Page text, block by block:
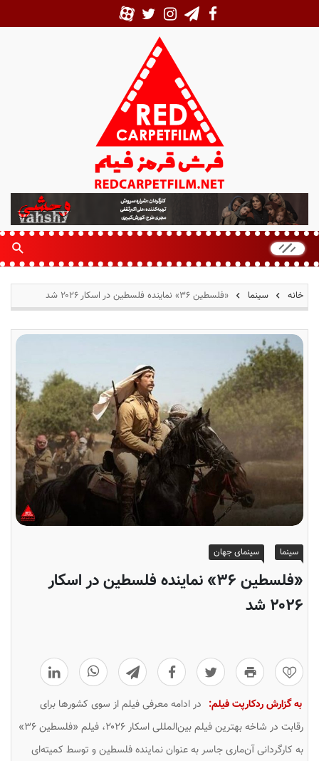
ر
ش
ر
م
ز
خانه سینما «فلسطین ۳۶» نماینده فلسطین در اسکار ۲۰۲۶ شد
سینما سینمای جهان
«فلسطین ۳۶» نماینده فلسطین در اسکار
۲۰۲۶ شد
0
به گزارش ردکارپت فیلم: در ادامه معرفی فیلم‌ از سوی کشورها برای
رقابت در شاخه بهترین فیلم بین‌المللی اسکار ۲۰۲۶، فیلم «فلسطین ۳۶»
به کارگردانی آن‌ماری جاسر به عنوان نماینده فلسطین و توسط کمیته‌ای